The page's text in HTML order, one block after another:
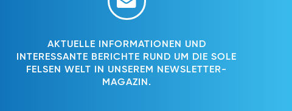
AKTUELLE INFORMATIONEN UND
INTERESSANTE BERICHTE RUND UM DIE SOLE
FELSEN WELT IN UNSEREM NEWSLETTER-
MAGAZIN.